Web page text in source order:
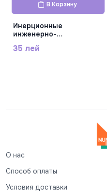
В Корзину
Инерционные
инженерно-
7391C
35 лей
О нас
Способ оплаты
Условия доставки